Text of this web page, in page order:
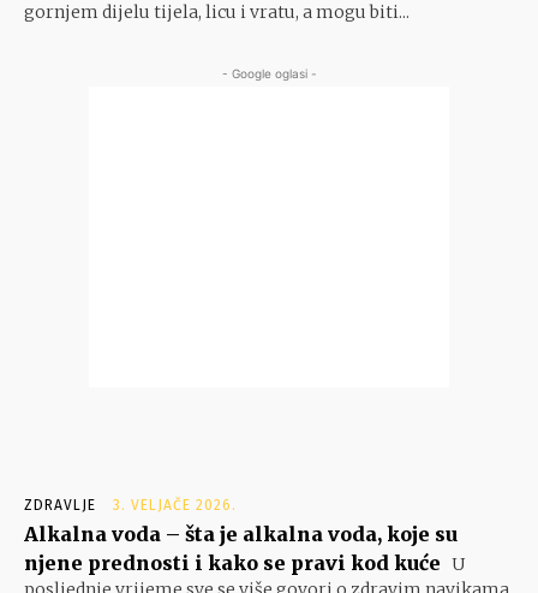
gornjem dijelu tijela, licu i vratu, a mogu biti...
- Google oglasi -
ZDRAVLJE 3. VELJAČE 2026.
Alkalna voda – šta je alkalna voda, koje su
njene prednosti i kako se pravi kod kuće U